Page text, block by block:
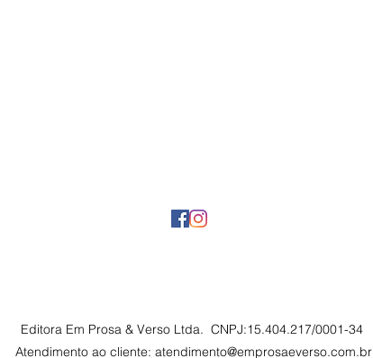
Editora Em Prosa & Verso Ltda. CNPJ:15.404.217/0001-34
Atendimento ao cliente: atendimento@emprosaeverso.com.br